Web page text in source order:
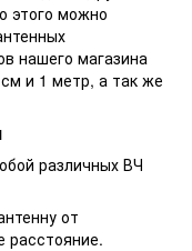
этого можно
нашего магазина
и 1 метр, а так же
различных ВЧ
от
расстояние.